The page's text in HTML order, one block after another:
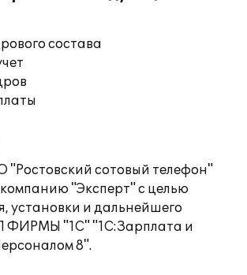
состава
"Ростовский сотовый телефон"
"Эксперт" с целью
установки и дальнейшего
ФИРМЫ "1С" "1С:Зарплата и
8".